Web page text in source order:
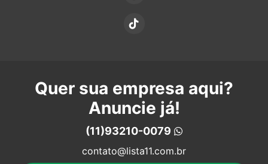
Quer sua empresa aqui?
Anuncie já!
(11)93210-0079
contato@lista11.com.br